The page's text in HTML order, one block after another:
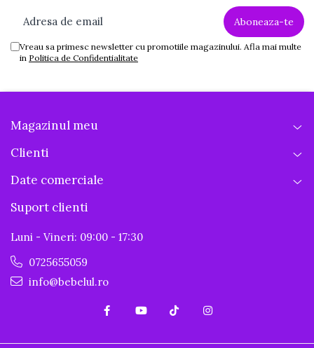
Vreau sa primesc newsletter cu promotiile magazinului. Afla mai multe
in Politica de Confidentialitate
Magazinul meu
Clienti
Date comerciale
Suport clienti
Luni - Vineri: 09:00 - 17:30
0725655059
info@bebelul.ro